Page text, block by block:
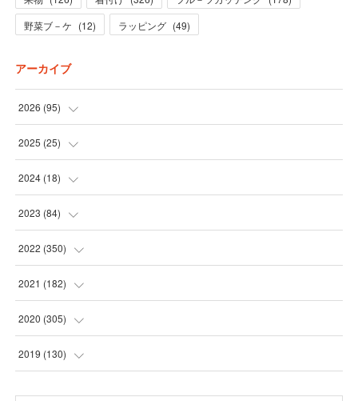
野菜ブ－ケ (12) ラッピング (49)
アーカイブ
2026 (95)
(5
(31 )
(28
(31
2025 (25)
(3
(19 )
(1)
(1)
2024(18)
(1
(12
(2)
(1)
2023 (84)
(1)
(24
(24
(1)
2022 (350)
(16
(30
(31
2021 (182)
(25
(17
2020 (305)
(31
2019 (130)